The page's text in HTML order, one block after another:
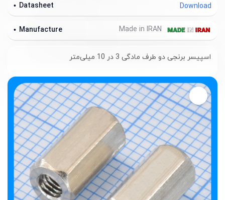
Download
Datasheet
Manufacture
اسپیسر برنجی دو طرف مادگی 3 در 10 میلی‌متر